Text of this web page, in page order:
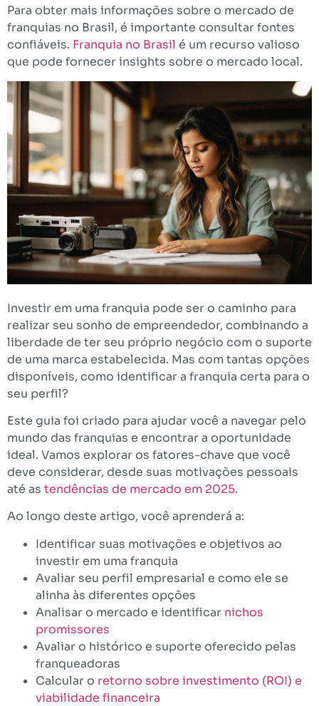
Para obter mais informações sobre o mercado de
franquias no Brasil, é importante consultar fontes
confiáveis. Franquia no Brasil é um recurso valioso
que pode fornecer insights sobre o mercado local.
Investir em uma franquia pode ser o caminho para
realizar seu sonho de empreendedor, combinando a
liberdade de ter seu próprio negócio com o suporte
de uma marca estabelecida. Mas com tantas opções
disponíveis, como identificar a franquia certa para o
seu perfil?
Este guia foi criado para ajudar você a navegar pelo
mundo das franquias e encontrar a oportunidade
ideal. Vamos explorar os fatores-chave que você
deve considerar, desde suas motivações pessoais
até as tendências de mercado em 2025.
Ao longo deste artigo, você aprenderá a:
Identificar suas motivações e objetivos ao
investir em uma franquia
Avaliar seu perfil empresarial e como ele se
alinha às diferentes opções
Analisar o mercado e identificar nichos
promissores
Avaliar o histórico e suporte oferecido pelas
franqueadoras
Calcular o retorno sobre investimento (ROI) e
viabilidade financeira